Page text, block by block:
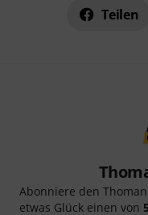
Teilen
Abonniere den
etwas Glück einen von